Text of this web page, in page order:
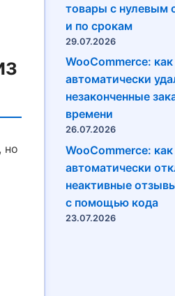
но
товары с нулевым
и по срокам
29.07.2026
WooCommerce: как
автоматически
незаконченные
времени
26.07.2026
WooCommerce: как
автоматически
неактивные
с помощью кода
23.07.2026